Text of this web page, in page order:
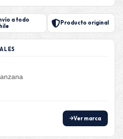
a todo
Producto original
Ver marca